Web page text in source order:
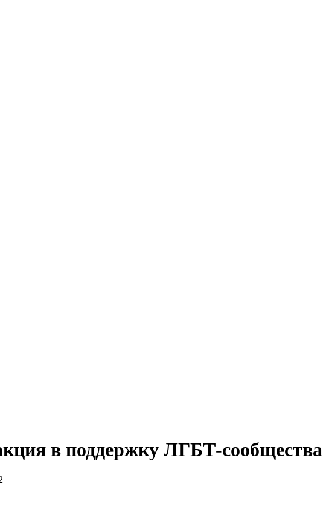
в поддержку ЛГБТ-сообщества